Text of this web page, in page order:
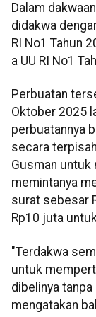
Dalam
didakwa
RI No1 Tahun
a UU RI No1
Perbuatan
Oktober 2025
perbuatannya
secara
Gusman untuk
memintanya
surat sebesar
Rp10 juta
"Terdakwa
untuk
dibelinya
mengatakan